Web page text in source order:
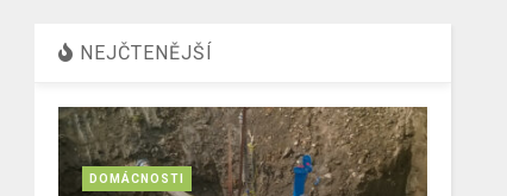
NEJČTENĚJŠÍ
DOMÁCNOSTI